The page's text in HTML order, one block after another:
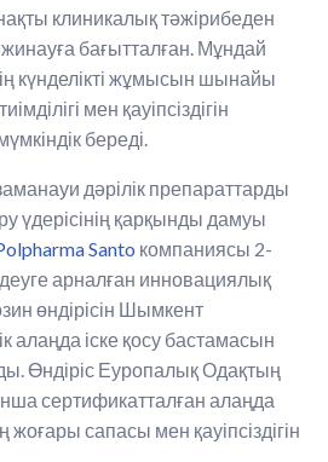
клиникалық тәжірибеден
бағытталған. Мұндай
күнделікті жұмысын шынайы
мен қауіпсіздігін
береді.
дәрілік препараттарды
үдерісінің қарқынды дамуы
Santo компаниясы 2-
арналған инновациялық
өндірісін Шымкент
алаңда іске қосу бастамасын
Өндіріс Еуропалық Одақтың
сертификатталған алаңда
жоғары сапасы мен қауіпсіздігін